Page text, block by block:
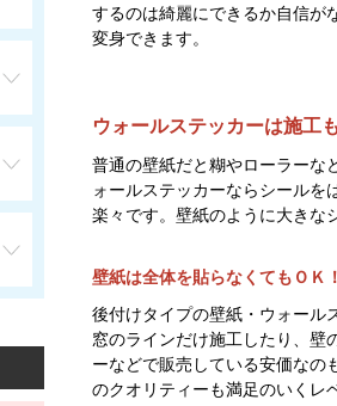
するのは綺麗にできるか自信が
変身できます。
ウォールステッカーは施工
普通の壁紙だと糊やローラーな
ォールステッカーならシールを
楽々です。壁紙のように大きな
壁紙は全体を貼らなくてもＯＫ
後付けタイプの壁紙・ウォール
窓のラインだけ施工したり、壁
ーなどで販売している安価なの
のクオリティーも満足のいくレ